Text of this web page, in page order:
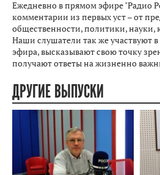
Ежедневно в прямом эфире "Радио
комментарии из первых уст – от
общественности, политики, науки,
Наши слушатели так же участвуют
эфира, высказывают свою точку
получают ответы на жизненно
ДРУГИЕ ВЫПУСКИ